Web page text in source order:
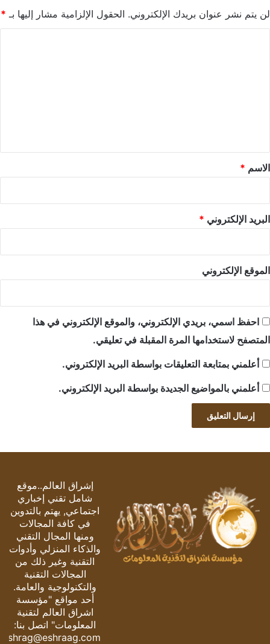
لن يتم نشر عنوان بريدك الإلكتروني. الحقول الإلزامية مشار إليها بـ *
*
الاسم *
البريد الإلكتروني *
الموقع الإلكتروني
احفظ اسمي، بريدي الإلكتروني، والموقع الإلكتروني في هذا
المتصفح لاستخدامها المرة المقبلة في تعليقي.
أعلمني بمتابعة التعليقات بواسطة البريد الإلكتروني.
أعلمني بالمواضيع الجديدة بواسطة البريد الإلكتروني.
إشراق العالم..موقع
شامل تقني إخباري
اجتماعي, يهتم بالتدوين
في كافة المجالات
ومنها المجال التقني
والذكاء المنزلي وأدوات
التقنية وغير ذلك من
المجالات التقنية
والتكنولوجية والعامة.
أحد مواقع "مؤسسة
اشراق العالم لتقنية
المعلومات" اتصل بنا:
eshrag@eshraag.com